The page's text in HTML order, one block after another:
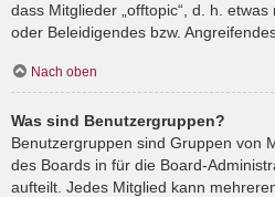
dass Mitglieder „offtopic“, d. h.
oder Beleidigendes bzw.
Nach oben
Was sind Benutzergruppen?
Benutzergruppen sind Gruppen von
des Boards in für die Board-
aufteilt. Jedes Mitglied kann